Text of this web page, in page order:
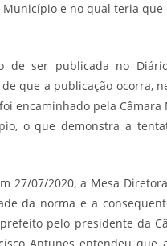
e no qual teria
ser publicada no
que a publicação ocorra,
encaminhado pela
o que demonstra a
27/07/2020, a Mesa
da norma e a
pelo presidente da